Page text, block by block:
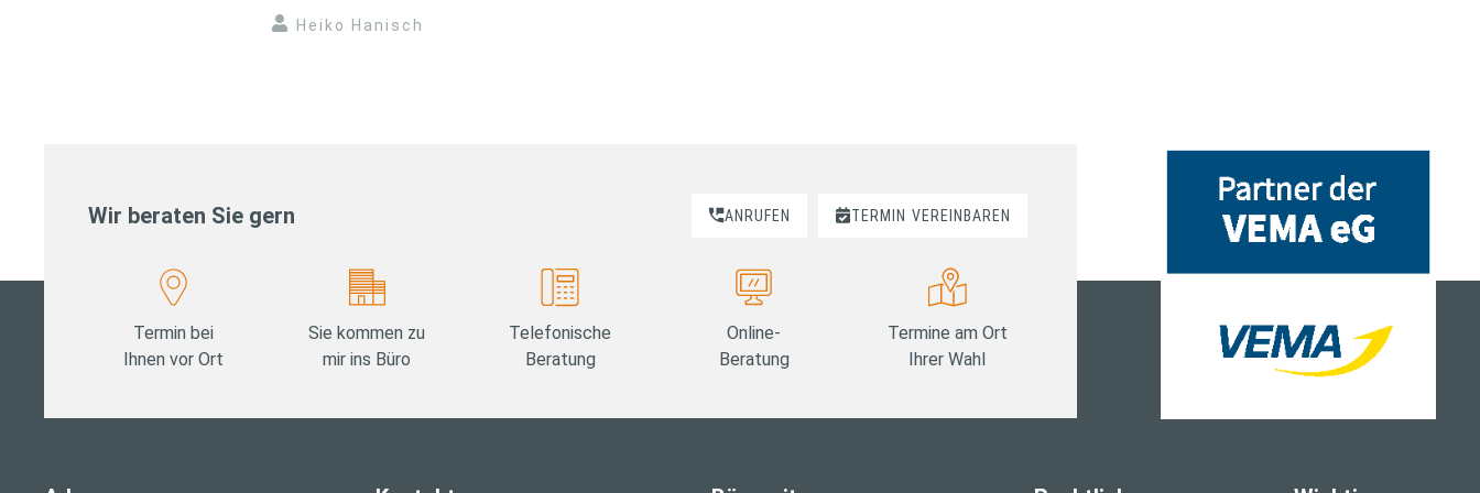
Heiko Hanisch
Wir beraten Sie gern ANRUFEN TERMIN VEREINBAREN
Termin bei
Ihnen vor Ort
Sie kommen zu
mir ins Büro
Telefonische
Beratung
Online-
Beratung
Termine am Ort
Ihrer Wahl